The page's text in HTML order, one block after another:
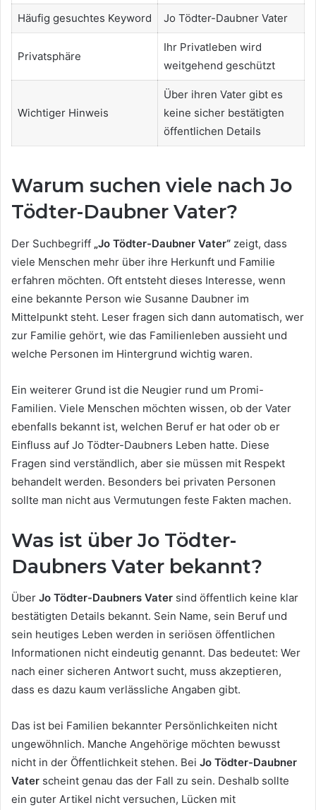
Häufig gesuchtes Keyword Jo Tödter-Daubner Vater
Privatsphäre
Ihr Privatleben wird
weitgehend geschützt
Wichtiger Hinweis
Über ihren Vater gibt es
keine sicher bestätigten
öffentlichen Details
Warum suchen viele nach Jo
Tödter-Daubner Vater?
Der Suchbegriff „Jo Tödter-Daubner Vater“ zeigt, dass
viele Menschen mehr über ihre Herkunft und Familie
erfahren möchten. Oft entsteht dieses Interesse, wenn
eine bekannte Person wie Susanne Daubner im
Mittelpunkt steht. Leser fragen sich dann automatisch, wer
zur Familie gehört, wie das Familienleben aussieht und
welche Personen im Hintergrund wichtig waren.
Ein weiterer Grund ist die Neugier rund um Promi-
Familien. Viele Menschen möchten wissen, ob der Vater
ebenfalls bekannt ist, welchen Beruf er hat oder ob er
Einfluss auf Jo Tödter-Daubners Leben hatte. Diese
Fragen sind verständlich, aber sie müssen mit Respekt
behandelt werden. Besonders bei privaten Personen
sollte man nicht aus Vermutungen feste Fakten machen.
Was ist über Jo Tödter-
Daubners Vater bekannt?
Über Jo Tödter-Daubners Vater sind öffentlich keine klar
bestätigten Details bekannt. Sein Name, sein Beruf und
sein heutiges Leben werden in seriösen öffentlichen
Informationen nicht eindeutig genannt. Das bedeutet: Wer
nach einer sicheren Antwort sucht, muss akzeptieren,
dass es dazu kaum verlässliche Angaben gibt.
Das ist bei Familien bekannter Persönlichkeiten nicht
ungewöhnlich. Manche Angehörige möchten bewusst
nicht in der Öffentlichkeit stehen. Bei Jo Tödter-Daubner
Vater scheint genau das der Fall zu sein. Deshalb sollte
ein guter Artikel nicht versuchen, Lücken mit